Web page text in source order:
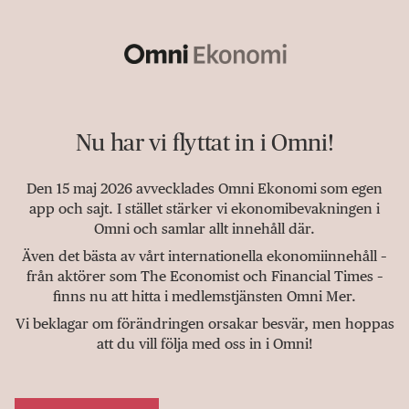
Nu har vi flyttat in i Omni!
Den 15 maj 2026 avvecklades Omni Ekonomi som egen
app och sajt. I stället stärker vi ekonomibevakningen i
Omni och samlar allt innehåll där.
Även det bästa av vårt internationella ekonomiinnehåll –
från aktörer som The Economist och Financial Times –
finns nu att hitta i medlemstjänsten Omni Mer.
Vi beklagar om förändringen orsakar besvär, men hoppas
att du vill följa med oss in i Omni!